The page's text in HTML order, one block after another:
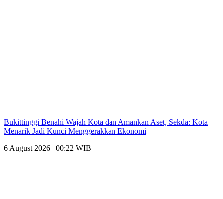
Bukittinggi Benahi Wajah Kota dan Amankan Aset, Sekda: Kota
Menarik Jadi Kunci Menggerakkan Ekonomi
6 August 2026 | 00:22 WIB